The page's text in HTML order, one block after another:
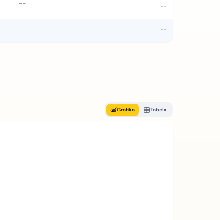
-- --
-- --
Grafika Tabela